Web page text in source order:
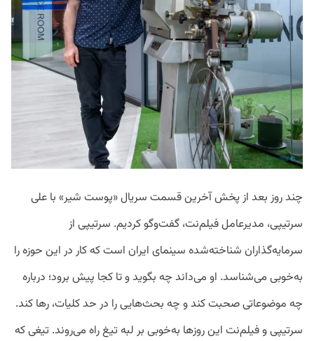
چند روز بعد از پخش آخرین قسمت سریال «پوست شیر» با علی
سرتیپی، مدیرعامل فیلم‌نت، گفت‌وگو کردیم. سرتیپی از
سرمایه‌گذاران شناخته‌شده سینمای ایران است که کار در این حوزه را
به‌خوبی می‌شناسد. او می‌داند چه بگوید و تا کجا پیش برود؛ درباره
چه موضوعاتی صحبت کند و چه بحث‌هایی را در حد کلیات، رها کند.
سرتیپی و فیلم‌نت این روزها به‌خوبی بر لبه تیغ راه می‌روند. تیغی که